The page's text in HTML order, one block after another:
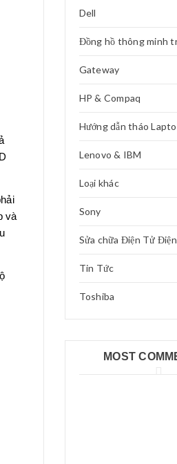
và
Dell
Đồng hồ thông minh
Gateway
HP & Compaq
Hướng dẫn tháo
Lenovo & IBM
Loại khác
Sony
Sửa chữa Điện Tử
Tin Tức
Toshiba
MOST